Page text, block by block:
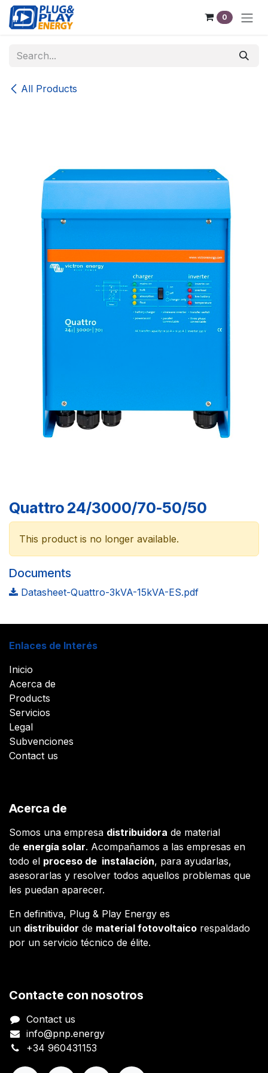
Skip to Content
0
All Products
Quattro 24/3000/70-50/50
This product is no longer available.
Documents
Datasheet-Quattro-3kVA-15kVA-ES.pdf
Enlaces de Interés
Inicio
Acerca de
Products
Servicios
Legal
Subvenciones
Contact us
Acerca de
Somos una empresa distribuidora de material
de energía solar. Acompañamos a las empresas en
todo el proceso de instalación, para ayudarlas,
asesorarlas y resolver todos aquellos problemas que
les puedan aparecer.
En definitiva, Plug & Play Energy es
un distribuidor de material fotovoltaico respaldado
por un servicio técnico de élite.
Contacte con nosotros
Contact us
info@pnp.energy
+34 960431153